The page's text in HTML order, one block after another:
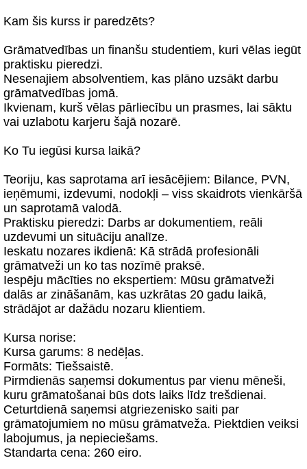
Kam šis kurss ir paredzēts?
Grāmatvedības un finanšu studentiem, kuri vēlas iegūt
praktisku pieredzi.
Nesenajiem absolventiem, kas plāno uzsākt darbu
grāmatvedības jomā.
Ikvienam, kurš vēlas pārliecību un prasmes, lai sāktu
vai uzlabotu karjeru šajā nozarē.
Ko Tu iegūsi kursa laikā?
Teoriju, kas saprotama arī iesācējiem: Bilance, PVN,
ieņēmumi, izdevumi, nodokļi – viss skaidrots vienkāršā
un saprotamā valodā.
Praktisku pieredzi: Darbs ar dokumentiem, reāli
uzdevumi un situāciju analīze.
Ieskatu nozares ikdienā: Kā strādā profesionāli
grāmatveži un ko tas nozīmē praksē.
Iespēju mācīties no ekspertiem: Mūsu grāmatveži
dalās ar zināšanām, kas uzkrātas 20 gadu laikā,
strādājot ar dažādu nozaru klientiem.
Kursa norise:
Kursa garums: 8 nedēļas.
Formāts: Tiešsaistē.
Pirmdienās saņemsi dokumentus par vienu mēneši,
kuru grāmatošanai būs dots laiks līdz trešdienai.
Ceturtdienā saņemsi atgriezenisko saiti par
grāmatojumiem no mūsu grāmatveža. Piektdien veiksi
labojumus, ja nepieciešams.
Standarta cena: 260 eiro.